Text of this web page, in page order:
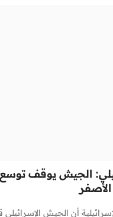
الجيش يوقف
أن الجيش